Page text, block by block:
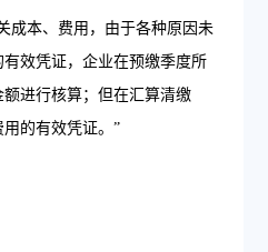
成本、费用，由于各种原因未
效凭证，企业在预缴季度所
进行核算；但在汇算清缴
的有效凭证。”